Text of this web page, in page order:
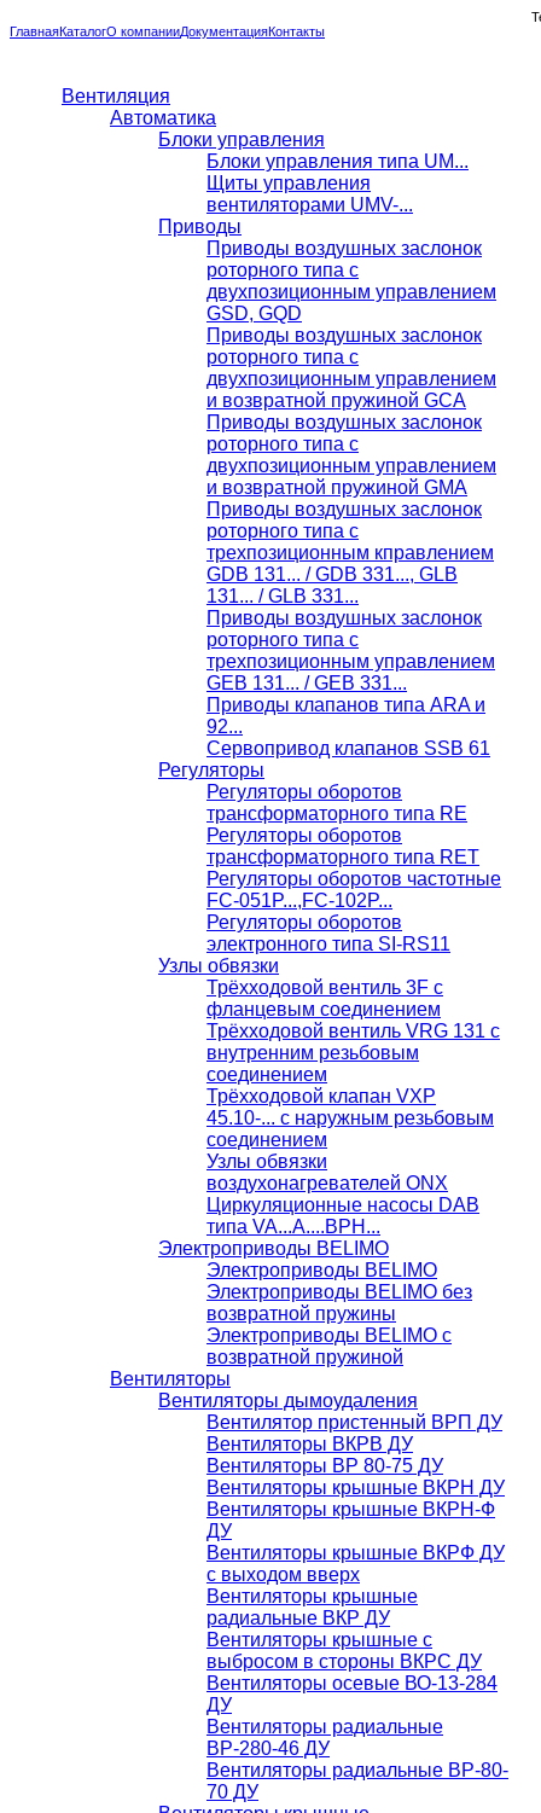
ГлавнаяКаталогО компанииДокументацияКонтакты
Вентиляция
Автоматика
Блоки управления
Блоки управления типа UM...
Щиты управления
вентиляторами UMV-...
Приводы
Приводы воздушных заслонок
роторного типа с
двухпозиционным управлением
GSD, GQD
Приводы воздушных заслонок
роторного типа с
двухпозиционным управлением
и возвратной пружиной GCA
Приводы воздушных заслонок
роторного типа с
двухпозиционным управлением
и возвратной пружиной GMA
Приводы воздушных заслонок
роторного типа с
трехпозиционным кправлением
GDB 131... / GDB 331..., GLB
131... / GLB 331...
Приводы воздушных заслонок
роторного типа с
трехпозиционным управлением
GEB 131... / GEB 331...
Приводы клапанов типа ARA и
92...
Сервопривод клапанов SSB 61
Регуляторы
Регуляторы оборотов
трансформаторного типа RE
Регуляторы оборотов
трансформаторного типа RET
Регуляторы оборотов частотные
FC-051P...,FC-102P...
Регуляторы оборотов
электронного типа SI-RS11
Узлы обвязки
Трёхходовой вентиль 3F с
фланцевым соединением
Трёхходовой вентиль VRG 131 с
внутренним резьбовым
соединением
Трёхходовой клапан VXP
45.10-... с наружным резьбовым
соединением
Узлы обвязки
воздухонагревателей ONX
Циркуляционные насосы DAB
типа VA...A....BPH...
Электроприводы BELIMO
Электроприводы BELIMO
Электроприводы BELIMO без
возвратной пружины
Электроприводы BELIMO с
возвратной пружиной
Вентиляторы
Вентиляторы дымоудаления
Вентилятор пристенный ВРП ДУ
Вентиляторы ВКРВ ДУ
Вентиляторы ВР 80-75 ДУ
Вентиляторы крышные ВКРН ДУ
Вентиляторы крышные ВКРН-Ф
ДУ
Вентиляторы крышные ВКРФ ДУ
с выходом вверх
Вентиляторы крышные
радиальные ВКР ДУ
Вентиляторы крышные с
выбросом в стороны ВКРС ДУ
Вентиляторы осевые ВО-13-284
ДУ
Вентиляторы радиальные
ВР-280-46 ДУ
Вентиляторы радиальные ВР-80-
70 ДУ